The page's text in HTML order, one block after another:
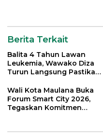
Berita Terkait
Balita 4 Tahun Lawan
Leukemia, Wawako Diza
Turun Langsung Pastikan
Wali Kota Maulana Buka
Forum Smart City 2026,
Tegaskan Komitmen